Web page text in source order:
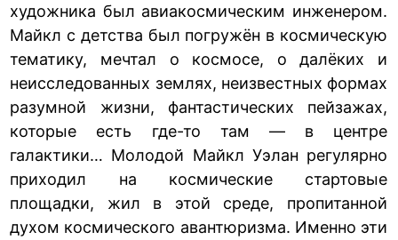
художника был авиакосмическим инженером.
Майкл с детства был погружён в космическую
тематику, мечтал о космосе, о далёких и
неисследованных землях, неизвестных формах
разумной жизни, фантастических пейзажах,
которые есть где-то там — в центре
галактики… Молодой Майкл Уэлан регулярно
приходил на космические стартовые
площадки, жил в этой среде, пропитанной
духом космического авантюризма. Именно эти